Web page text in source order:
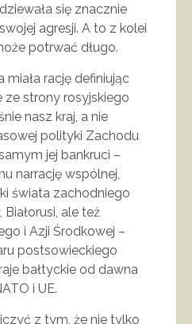
się znacznie
agresji. A to z kolei
potrwać długo.
rację definiując
ze strony rosyjskiego
nasz kraj, a nie
polityki Zachodu
jej bankruci –
narrację wspólnej,
świata zachodniego
ale też
i Azji Środkowej –
postsowieckiego
bałtyckie od dawna
i UE.
z tym, że nie tylko